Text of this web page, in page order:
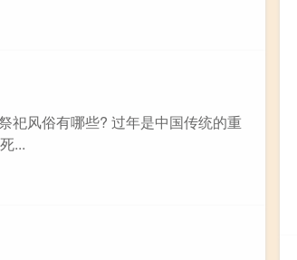
祀风俗有哪些? 过年是中国传统的重
...